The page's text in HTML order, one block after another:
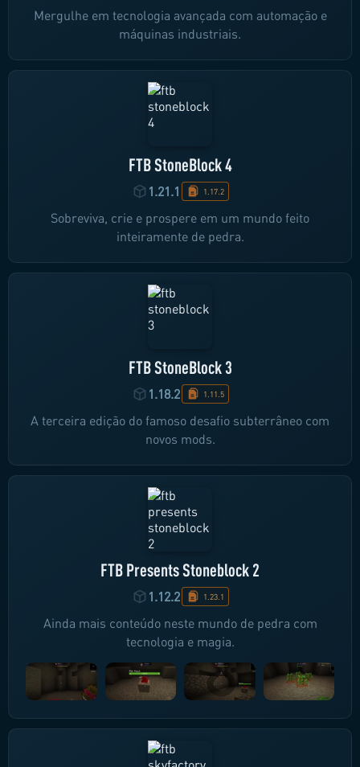
Mergulhe em tecnologia avançada com automação e
máquinas industriais.
FTB StoneBlock 4
1.21.1 1.17.2
Sobreviva, crie e prospere em um mundo feito
inteiramente de pedra.
FTB StoneBlock 3
1.18.2 1.11.5
A terceira edição do famoso desafio subterrâneo com
novos mods.
FTB Presents Stoneblock 2
1.12.2 1.23.1
Ainda mais conteúdo neste mundo de pedra com
tecnologia e magia.